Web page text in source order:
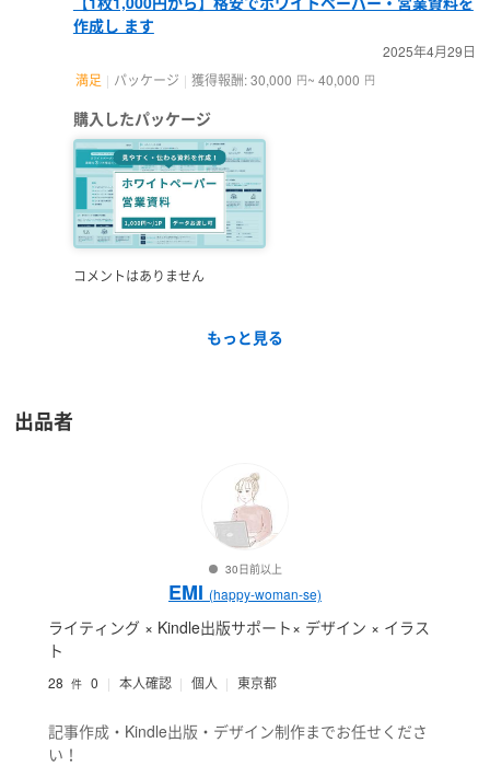
作成し ます
2025年4月29日
満足
パッケージ 獲得報酬: 30,000 円~ 40,000 円
購入したパッケージ
コメントはありません
もっと見る
出品者
30日前以上
EMI (happy-woman-se)
ライティング × Kindle出版サポート× デザイン × イラス
ト
28 件 0 本人確認 個人 東京都
記事作成・Kindle出版・デザイン制作までお任せくださ
い！